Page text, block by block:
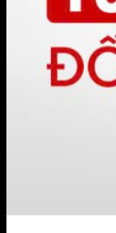
Đăng Ký
Hotline